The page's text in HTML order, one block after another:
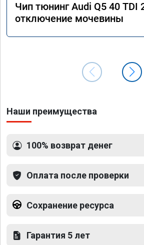
Чип тюнинг Audi Q5 40 TDI
отключение мочевины
Наши преимущества
100% возврат денег
Оплата после проверки
Сохранение ресурса
Гарантия 5 лет